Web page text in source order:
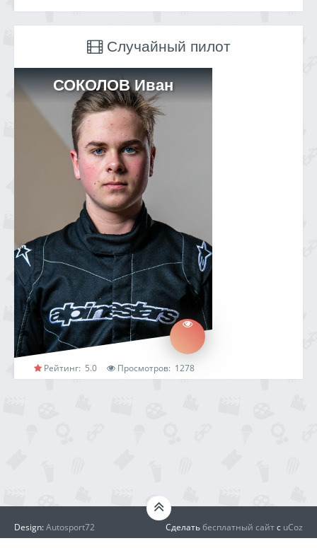
Случайный пилот
СОКОЛОВ Иван
Рейтинг: 5.0 Просмотров: 1278
Design:Autosport72 Сделатьбесплатный сайтс uCoz